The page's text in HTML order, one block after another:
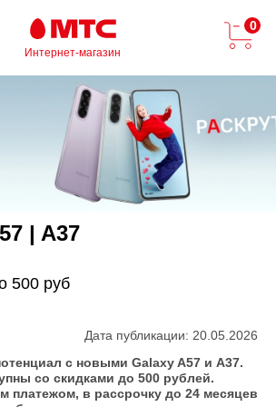
Интернет-магазин
0
| A37
500 руб
Дата публикации: 20.05.2026
с новыми Galaxy A57 и A37.
со скидками до 500 рублей.
платежом, в рассрочку до 24 месяцев